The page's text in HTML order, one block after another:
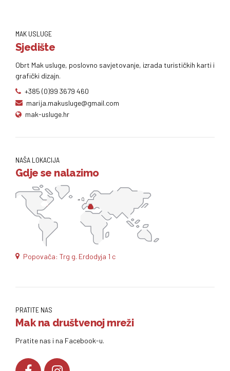
MAK USLUGE
Sjedište
Obrt Mak usluge, poslovno savjetovanje, izrada turističkih karti i
grafički dizajn.
+385 (0)99 3679 460
marija.makusluge@gmail.com
mak-usluge.hr
NAŠA LOKACIJA
Gdje se nalazimo
Popovača: Trg g. Erdodyja 1 c
PRATITE NAS
Mak na društvenoj mreži
Pratite nas i na Facebook-u.